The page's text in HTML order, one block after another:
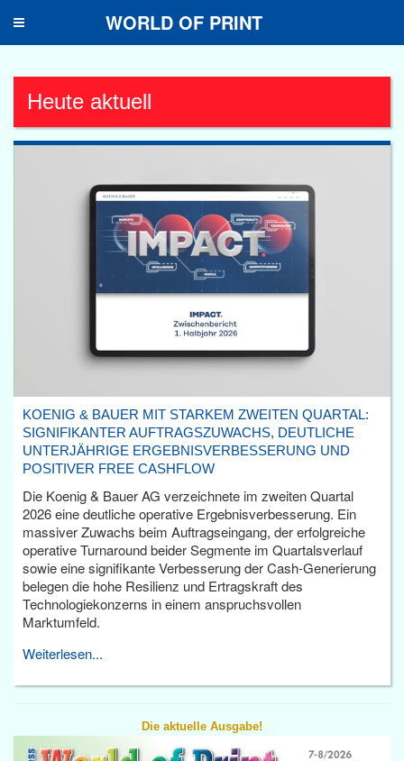
Toggle
WORLD OF PRINT
Heute aktuell
KOENIG & BAUER MIT STARKEM ZWEITEN QUARTAL:
SIGNIFIKANTER AUFTRAGSZUWACHS, DEUTLICHE
UNTERJÄHRIGE ERGEBNISVERBESSERUNG UND
POSITIVER FREE CASHFLOW
Die Koenig & Bauer AG verzeichnete im zweiten Quartal
2026 eine deutliche operative Ergebnisverbesserung. Ein
massiver Zuwachs beim Auftragseingang, der erfolgreiche
operative Turnaround beider Segmente im Quartalsverlauf
sowie eine signifikante Verbesserung der Cash-Generierung
belegen die hohe Resilienz und Ertragskraft des
Technologiekonzerns in einem anspruchsvollen
Marktumfeld.
Weiterlesen...
Die aktuelle Ausgabe!